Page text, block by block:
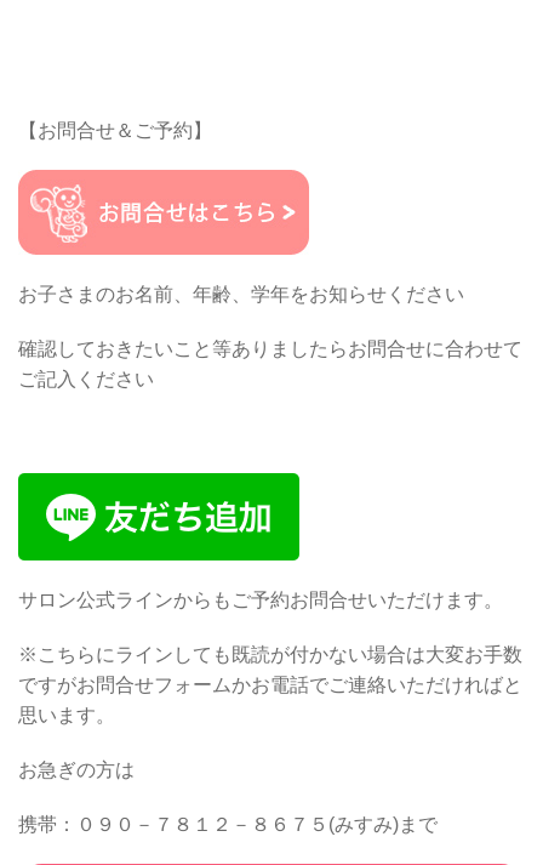
【お問合せ＆ご予約】
お子さまのお名前、年齢、学年をお知らせください
確認しておきたいこと等ありましたらお問合せに合わせて
ご記入ください
サロン公式ラインからもご予約お問合せいただけます。
※こちらにラインしても既読が付かない場合は大変お手数
ですがお問合せフォームかお電話でご連絡いただければと
思います。
お急ぎの方は
携帯：０９０－７８１２－８６７５(みすみ)まで